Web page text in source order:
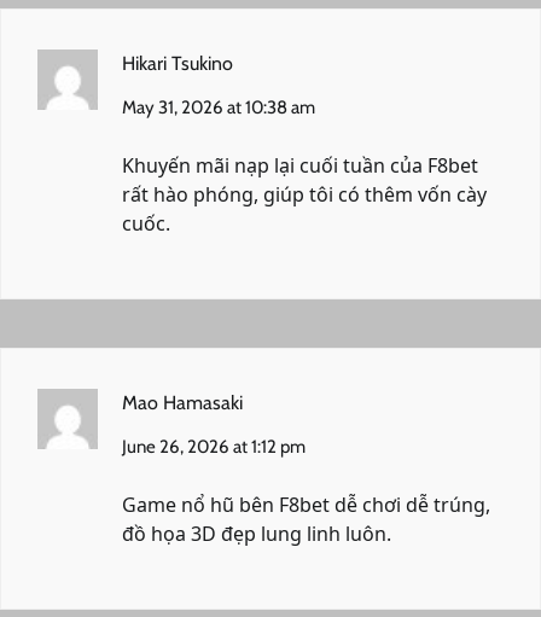
Hikari Tsukino
May 31, 2026 at 10:38 am
Khuyến mãi nạp lại cuối tuần của F8bet
rất hào phóng, giúp tôi có thêm vốn cày
cuốc.
Mao Hamasaki
June 26, 2026 at 1:12 pm
Game nổ hũ bên F8betdễ chơi dễ trúng,
đồ họa 3D đẹp lung linh luôn.